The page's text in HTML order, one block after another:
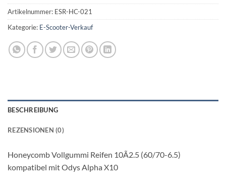
Artikelnummer: ESR-HC-021
Kategorie: E-Scooter-Verkauf
BESCHREIBUNG
REZENSIONEN (0)
Honeycomb Vollgummi Reifen 10Ã2.5 (60/70-6.5)
kompatibel mit Odys Alpha X10